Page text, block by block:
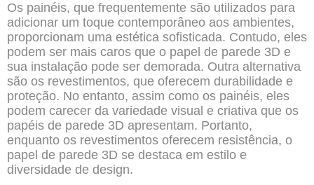
Os painéis, que frequentemente são utilizados para
adicionar um toque contemporâneo aos ambientes,
proporcionam uma estética sofisticada. Contudo, eles
podem ser mais caros que o papel de parede 3D e
sua instalação pode ser demorada. Outra alternativa
são os revestimentos, que oferecem durabilidade e
proteção. No entanto, assim como os painéis, eles
podem carecer da variedade visual e criativa que os
papéis de parede 3D apresentam. Portanto,
enquanto os revestimentos oferecem resistência, o
papel de parede 3D se destaca em estilo e
diversidade de design.